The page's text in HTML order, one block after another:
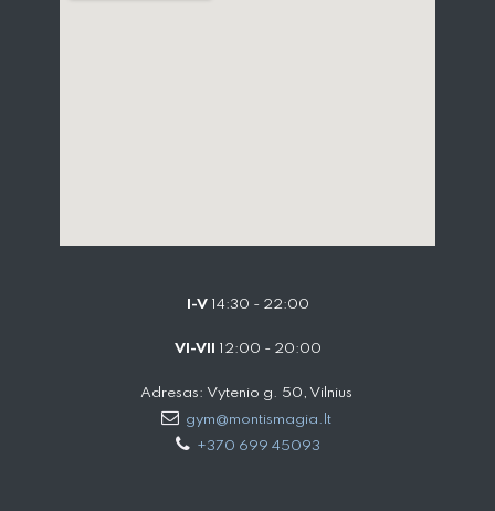
I-V14:30 - 22:00
VI-VII 12:00 - 20:00
Adresas: Vytenio g. 50, Vilnius
gym@montismagia.lt
+370 699 45093